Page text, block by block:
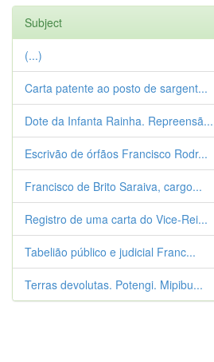
Subject
(...)
Carta patente ao posto de sargent...
Dote da Infanta Rainha. Repreensã...
Escrivão de órfãos Francisco Rodr...
Francisco de Brito Saraiva, cargo...
Registro de uma carta do Vice-Rei...
Tabelião público e judicial Franc...
Terras devolutas. Potengi. Mipibu...